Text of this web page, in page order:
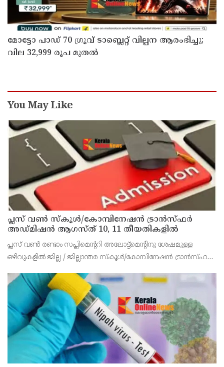
മോട്ടോ പാഡ് 70 ഗ്രൂവ് ടാബ്ലെറ്റ് വില്പന ആരംഭിച്ചു;
വില 32,999 രൂപ മുതൽ
You May Like
പ്ലസ് വൺ സ്‌കൂൾ/കോമ്പിനേഷൻ ട്രാൻസ്ഫർ
അഡ്മിഷൻ ആഗസ്ത് 10, 11 തീയതികളിൽ
പ്ലസ് വൺ രണ്ടാം സപ്ലിമെന്ററി അലോട്ട്‌മെന്റിനു ശേഷമുള്ള
ഒഴിവുകളിൽ ജില്ല / ജില്ലാന്തര സ്‌കൂൾ/കോമ്പിനേഷൻ ട്രാൻസ്ഫർ
വൈകിട്ട് 4 മണി വരെ നൽകിയിരുന്നു